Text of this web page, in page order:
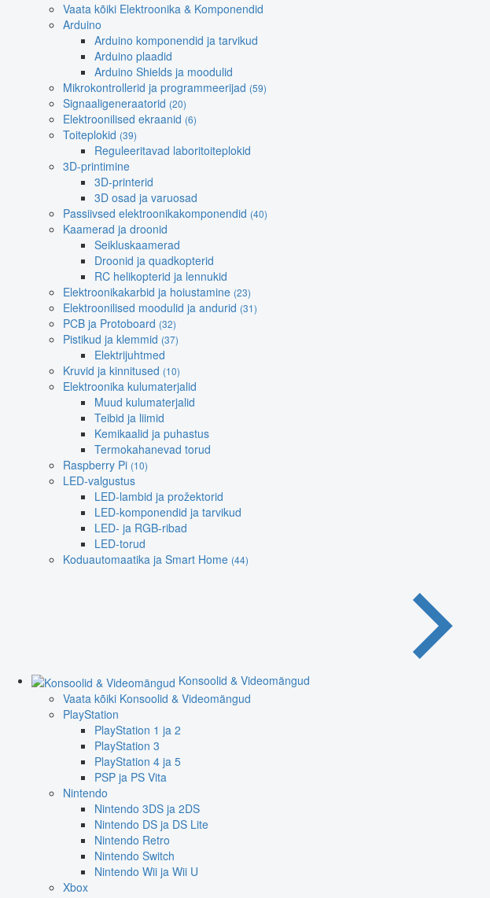
Vaata kõiki Elektroonika & Komponendid
Arduino
Arduino komponendid ja tarvikud
Arduino plaadid
Arduino Shields ja moodulid
Mikrokontrollerid ja programmeerijad (59)
Signaaligeneraatorid (20)
Elektroonilised ekraanid (6)
Toiteplokid (39)
Reguleeritavad laboritoiteplokid
3D-printimine
3D-printerid
3D osad ja varuosad
Passiivsed elektroonikakomponendid (40)
Kaamerad ja droonid
Seikluskaamerad
Droonid ja quadkopterid
RC helikopterid ja lennukid
Elektroonikakarbid ja hoiustamine (23)
Elektroonilised moodulid ja andurid (31)
PCB ja Protoboard (32)
Pistikud ja klemmid (37)
Elektrijuhtmed
Kruvid ja kinnitused (10)
Elektroonika kulumaterjalid
Muud kulumaterjalid
Teibid ja liimid
Kemikaalid ja puhastus
Termokahanevad torud
Raspberry Pi (10)
LED-valgustus
LED-lambid ja prožektorid
LED-komponendid ja tarvikud
LED- ja RGB-ribad
LED-torud
Koduautomaatika ja Smart Home (44)
Konsoolid & Videomängud
Vaata kõiki Konsoolid & Videomängud
PlayStation
PlayStation 1 ja 2
PlayStation 3
PlayStation 4 ja 5
PSP ja PS Vita
Nintendo
Nintendo 3DS ja 2DS
Nintendo DS ja DS Lite
Nintendo Retro
Nintendo Switch
Nintendo Wii ja Wii U
Xbox